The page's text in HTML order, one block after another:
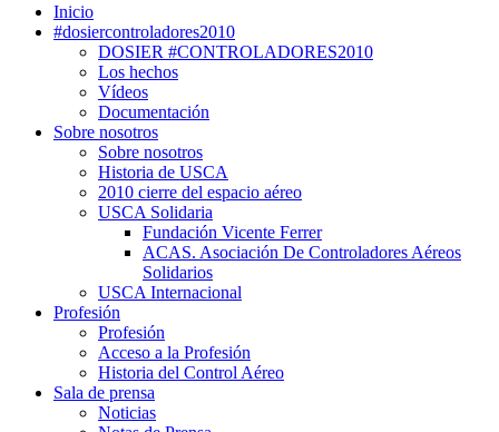
Inicio
#dosiercontroladores2010
DOSIER #CONTROLADORES2010
Los hechos
Vídeos
Documentación
Sobre nosotros
Sobre nosotros
Historia de USCA
2010 cierre del espacio aéreo
USCA Solidaria
Fundación Vicente Ferrer
ACAS. Asociación De Controladores Aéreos
Solidarios
USCA Internacional
Profesión
Profesión
Acceso a la Profesión
Historia del Control Aéreo
Sala de prensa
Noticias